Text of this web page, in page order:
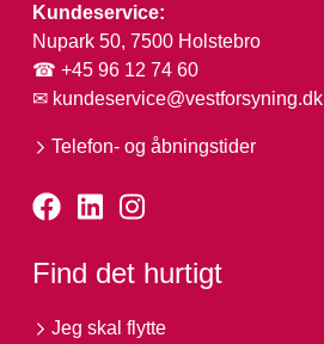
Kundeservice:
Nupark 50, 7500 Holstebro
☎ +45 96 12 74 60
✉ kundeservice@vestforsyning.dk
Telefon- og åbningstider
Find det hurtigt
Jeg skal flytte